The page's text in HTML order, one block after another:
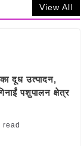
View All
दूध उत्पादन,
पशुपालन क्षेत्र
read